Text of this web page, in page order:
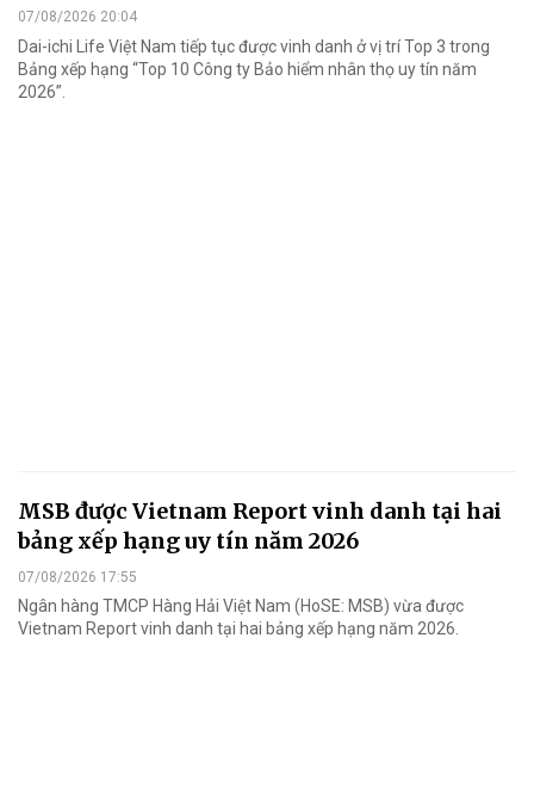
07/08/2026 20:04
Dai-ichi Life Việt Nam tiếp tục được vinh danh ở vị trí Top 3 trong
Bảng xếp hạng “Top 10 Công ty Bảo hiểm nhân thọ uy tín năm
2026”.
MSB được Vietnam Report vinh danh tại hai
bảng xếp hạng uy tín năm 2026
07/08/2026 17:55
Ngân hàng TMCP Hàng Hải Việt Nam (HoSE: MSB) vừa được
Vietnam Report vinh danh tại hai bảng xếp hạng năm 2026.